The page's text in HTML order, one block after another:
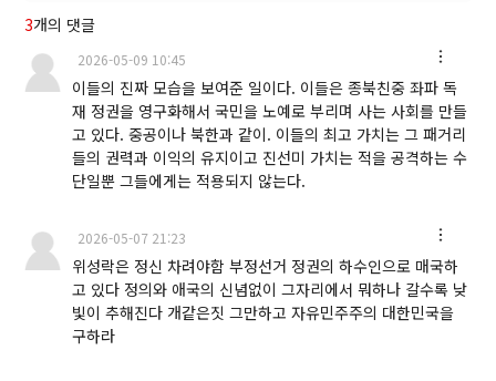
3개의 댓글
2026-05-09 10:45
이들의 진짜 모습을 보여준 일이다. 이들은 종북친중 좌파 독
재 정권을 영구화해서 국민을 노예로 부리며 사는 사회를 만들
고 있다. 중공이나 북한과 같이. 이들의 최고 가치는 그 패거리
들의 권력과 이익의 유지이고 진선미 가치는 적을 공격하는 수
단일뿐 그들에게는 적용되지 않는다.
2026-05-07 21:23
위성락은 정신 차려야함 부정선거 정권의 하수인으로 매국하
고 있다 정의와 애국의 신념없이 그자리에서 뭐하나 갈수록 낮
빛이 추해진다 개같은짓 그만하고 자유민주주의 대한민국을
구하라